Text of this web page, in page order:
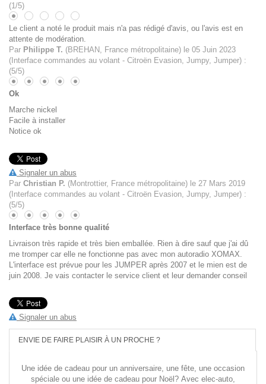
(1 /5)
Le client a noté le produit mais n'a pas rédigé d'avis, ou l'avis est en
attente de modération.
Par Philippe T. (BREHAN, France métropolitaine) le 05 Juin 2023
( Interface commandes au volant - Citroën Evasion, Jumpy, Jumper) :
(5/5)
Ok
Marche nickel
Facile à installer
Notice ok
Signaler un abus
Par Christian P. (Montrottier, France métropolitaine) le 27 Mars 2019
( Interface commandes au volant - Citroën Evasion, Jumpy, Jumper) :
(5/5)
Interface très bonne qualité
Livraison très rapide et très bien emballée. Rien à dire sauf que j'ai dû
me tromper car elle ne fonctionne pas avec mon autoradio XOMAX.
L'interface est prévue pour les JUMPER après 2007 et le mien est de
juin 2008. Je vais contacter le service client et leur demander conseil
Signaler un abus
ENVIE DE FAIRE PLAISIR À UN PROCHE ?
Une idée de cadeau pour un anniversaire , une fête , une occasion
spéciale ou une idée de cadeau pour Noël ? Avec elec-auto,